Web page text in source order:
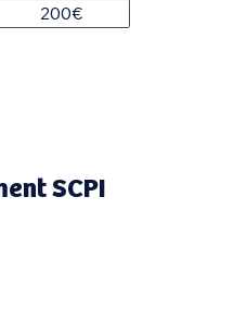
200€
SCPI